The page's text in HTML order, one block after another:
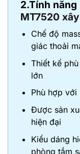
2.Tính năng
MT7520 xây
Chế độ
giác thoải
Thiết kế
lớn
Phù hợp với
Được sản
hiện đại
Kiểu dáng
phòng tắm